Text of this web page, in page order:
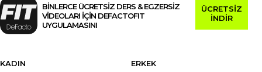
BİNLERCE ÜCRETSİZ DERS & EGZERSİZ
VİDEOLARI İÇİN DEFACTOFIT
UYGULAMASINI
ÜCRETSİZ
İNDİR
KADIN
ERKEK